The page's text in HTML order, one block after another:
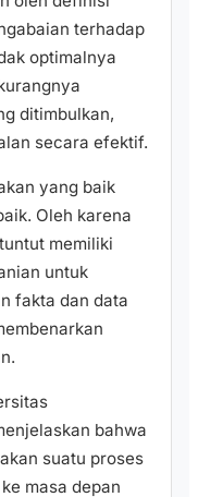
terhadap
optimalnya
ditimbulkan,
secara efektif.
yang baik
Oleh karena
memiliki
untuk
fakta dan data
bahwa
suatu proses
masa depan